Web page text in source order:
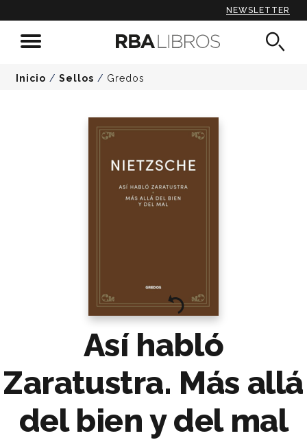
NEWSLETTER
Inicio / Sellos / Gredos
Así habló
Zaratustra. Más allá
del bien y del mal